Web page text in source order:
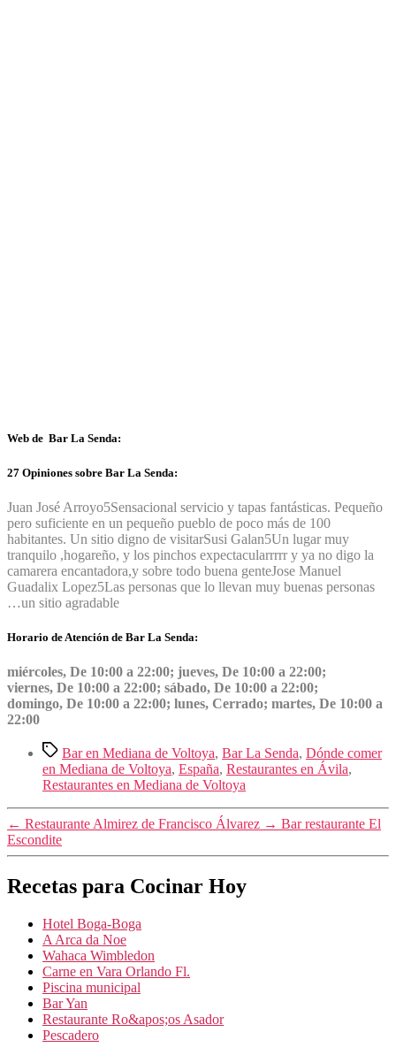
Web de Bar La Senda:
27 Opiniones sobre Bar La Senda:
Juan José Arroyo5Sensacional servicio y tapas fantásticas. Pequeño
pero suficiente en un pequeño pueblo de poco más de 100
habitantes. Un sitio digno de visitarSusi Galan5Un lugar muy
tranquilo ,hogareño, y los pinchos expectacularrrrr y ya no digo la
camarera encantadora,y sobre todo buena genteJose Manuel
Guadalix Lopez5Las personas que lo llevan muy buenas personas
…un sitio agradable
Horario de Atención de Bar La Senda:
miércoles, De 10:00 a 22:00; jueves, De 10:00 a 22:00;
viernes, De 10:00 a 22:00; sábado, De 10:00 a 22:00;
domingo, De 10:00 a 22:00; lunes, Cerrado; martes, De 10:00 a
22:00
Etiquetas
Bar en Mediana de Voltoya, Bar La Senda, Dónde comer
en Mediana de Voltoya, España, Restaurantes en Ávila,
Restaurantes en Mediana de Voltoya
← Restaurante Almirez de Francisco Álvarez → Bar restaurante El
Escondite
Recetas para Cocinar Hoy
Hotel Boga-Boga
A Arca da Noe
Wahaca Wimbledon
Carne en Vara Orlando Fl.
Piscina municipal
Bar Yan
Restaurante Ro&apos;os Asador
Pescadero